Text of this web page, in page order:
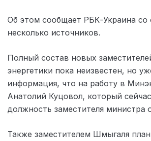
Об этом сообщает РБК-Украина со
несколько источников.
Полный состав новых
энергетики пока неизвестен, но
информация, что на работу в
Анатолий Куцовол, который
должность заместителя министра
Также заместителем Шмыгаля